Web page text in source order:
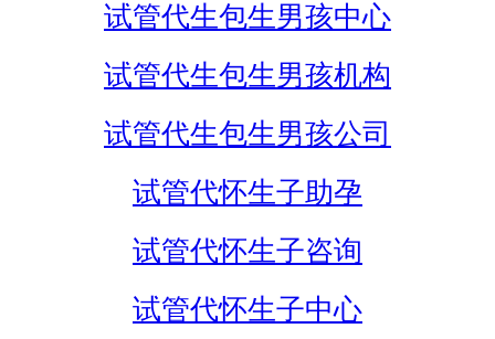
试管代生包生男孩中心
试管代生包生男孩机构
试管代生包生男孩公司
试管代怀生子助孕
试管代怀生子咨询
试管代怀生子中心